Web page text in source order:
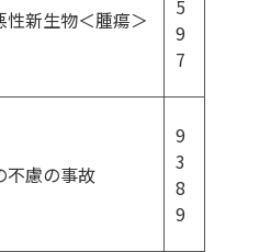
新生物＜腫瘍＞
5
9
7
慮の事故
9
3
8
9